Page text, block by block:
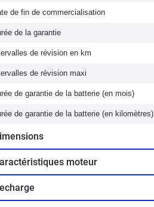
de fin de commercialisation
de la garantie
de révision en km
de révision maxi
de garantie de la batterie (en mois)
de garantie de la batterie (en kilomètres)
moteur